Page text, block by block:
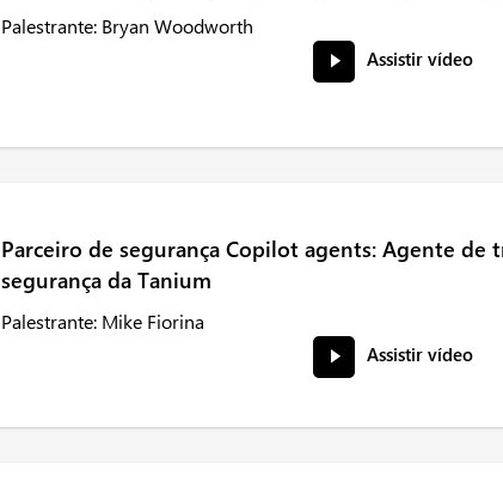
Palestrante: Bryan Woodworth
Assistir vídeo
Parceiro de segurança Copilot agents: Agente de
segurança da Tanium
Palestrante: Mike Fiorina
Assistir vídeo